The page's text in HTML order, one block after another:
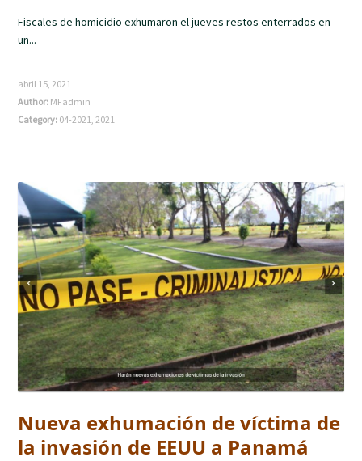
Fiscales de homicidio exhumaron el jueves restos enterrados en
un...
abril 15, 2021
Author: MFadmin
Category: 04-2021 ,2021
Nueva exhumación de víctima de
la invasión de EEUU a Panamá